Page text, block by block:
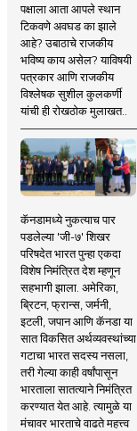
पक्षाला आता आपले स्थान
टिकवणे अवघड का झाले
आहे? उबाठाचे राजकीय
भविष्य काय असेल? याविषयी
पत्रकार आणि राजकीय
विश्लेषक सुशील कुलकर्णी
यांची ही रोखठोक मुलाखत..
कॅनडामध्ये नुकत्याच पार
पडलेल्या 'जी-७' शिखर
परिषदेत भारत पुन्हा एकदा
विशेष निमंत्रित देश म्हणून
सहभागी झाला. अमेरिका,
ब्रिटन, फ्रान्स, जर्मनी,
इटली, जपान आणि कॅनडा या
सात विकसित अर्थव्यवस्थांच्या
गटाचा भारत सदस्य नसला,
तरी गेल्या काही वर्षांपासून
भारताला सातत्याने निमंत्रित
करण्यात येत आहे. त्यामुळे या
मंचावर भारताचे वाढते महत्त्व